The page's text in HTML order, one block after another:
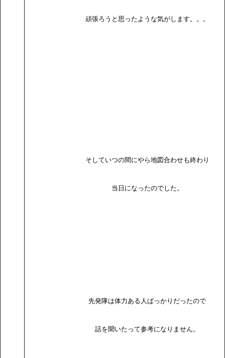
頑張ろうと思ったような気がします。。。
そしていつの間にやら地図合わせも終わり
当日になったのでした。
先発隊は体力ある人ばっかりだったので
話を聞いたって参考になりません。